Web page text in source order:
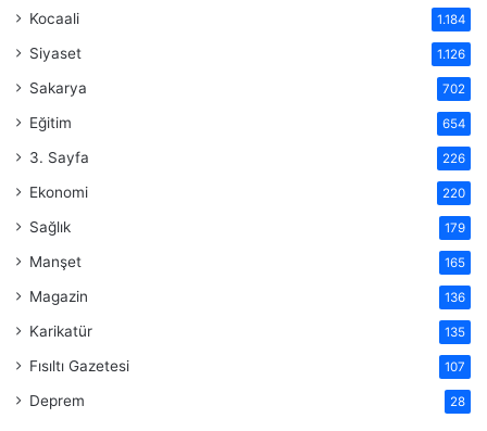
Kocaali 1.184
Siyaset 1.126
Sakarya 702
Eğitim 654
3. Sayfa 226
Ekonomi 220
Sağlık 179
Manşet 165
Magazin 136
Karikatür 135
Fısıltı Gazetesi 107
Deprem 28